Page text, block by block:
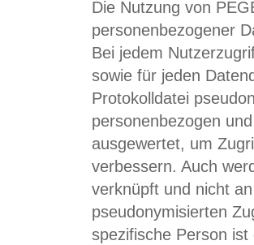
Die Nutzung von
personenbezogener
Bei jedem
sowie für jeden
Protokolldatei
personenbezogen
ausgewertet, um
verbessern. Auch
verknüpft und nicht
pseudonymisierten
spezifische Person